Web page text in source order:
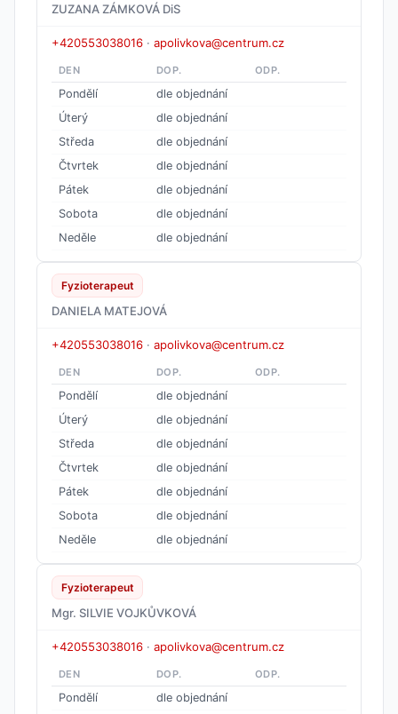
ZUZANA ZÁMKOVÁ DiS
+420553038016 · apolivkova@centrum.cz
DEN DOP. ODP.
Pondělí
dle objednání
Úterý
dle objednání
Středa
dle objednání
Čtvrtek
dle objednání
Pátek
dle objednání
Sobota
dle objednání
Neděle
dle objednání
Fyzioterapeut
DANIELA MATEJOVÁ
+420553038016 · apolivkova@centrum.cz
DEN DOP. ODP.
Pondělí
dle objednání
Úterý
dle objednání
Středa
dle objednání
Čtvrtek
dle objednání
Pátek
dle objednání
Sobota
dle objednání
Neděle
dle objednání
Fyzioterapeut
Mgr. SILVIE VOJKŮVKOVÁ
+420553038016 · apolivkova@centrum.cz
DEN DOP. ODP.
Pondělí
dle objednání